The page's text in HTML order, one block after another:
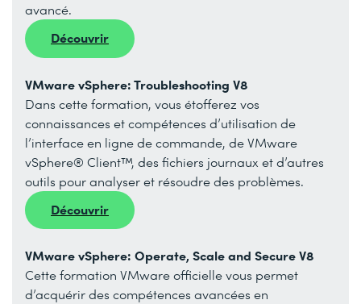
avancé.
Découvrir
VMware vSphere: Troubleshooting V8
Dans cette formation, vous étofferez vos
connaissances et compétences d’utilisation de
l’interface en ligne de commande, de VMware
vSphere® Client™, des fichiers journaux et d’autres
outils pour analyser et résoudre des problèmes.
Découvrir
VMware vSphere: Operate, Scale and Secure V8
Cette formation VMware officielle vous permet
d’acquérir des compétences avancées en